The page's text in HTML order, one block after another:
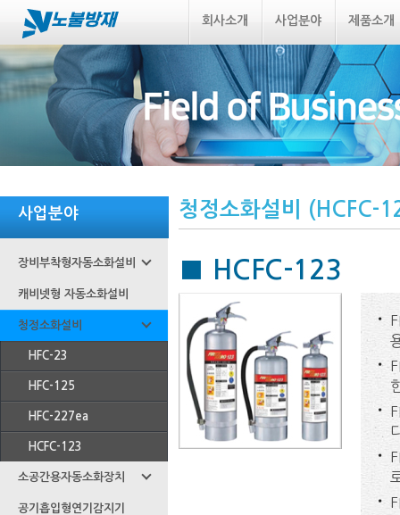
회사소개 사업분야 제품소개
사업분야
장비부착형자동소화설비
캐비넷형 자동소화설비
청정소화설비
HFC-23
HFC-125
HFC-227ea
HCFC-123
소공간용자동소화장치
공기흡입형연기감지기
청정소화설비 (HCFC-
■ HCFC-123